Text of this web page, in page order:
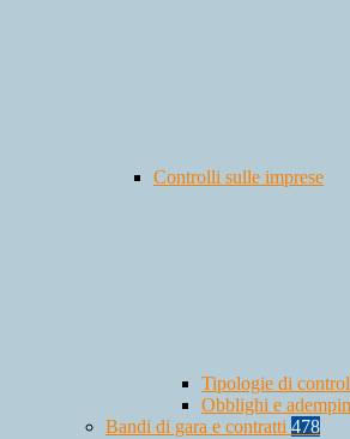
Controlli sulle imprese
Tipologie di
Obblighi e
Bandi di gara e contratti 478